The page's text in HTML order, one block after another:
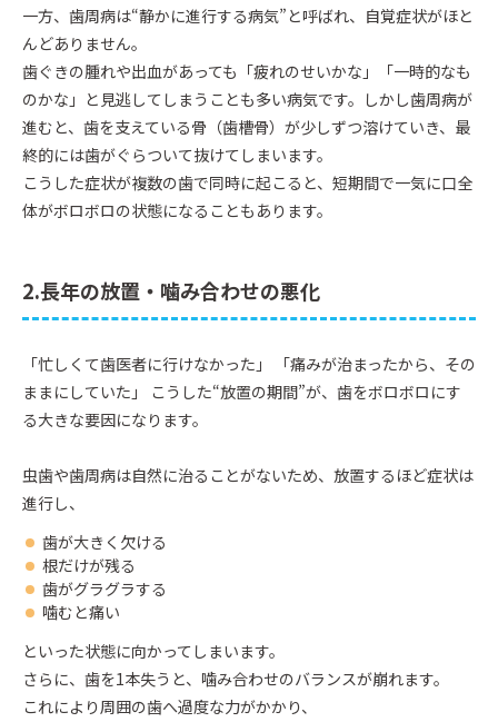
一方、歯周病は“静かに進行する病気”と呼ばれ、自覚症状がほと
んどありません。
歯ぐきの腫れや出血があっても「疲れのせいかな」「一時的なも
のかな」と見逃してしまうことも多い病気です。しかし歯周病が
進むと、歯を支えている骨（歯槽骨）が少しずつ溶けていき、最
終的には歯がぐらついて抜けてしまいます。
こうした症状が複数の歯で同時に起こると、短期間で一気に口全
体がボロボロの状態になることもあります。
2.長年の放置・噛み合わせの悪化
「忙しくて歯医者に行けなかった」 「痛みが治まったから、その
ままにしていた」 こうした“放置の期間”が、歯をボロボロにす
る大きな要因になります。
虫歯や歯周病は自然に治ることがないため、放置するほど症状は
進行し、
歯が大きく欠ける
根だけが残る
歯がグラグラする
噛むと痛い
といった状態に向かってしまいます。
さらに、歯を1本失うと、噛み合わせのバランスが崩れます。
これにより周囲の歯へ過度な力がかかり、